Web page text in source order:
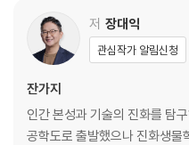
저 장대익
관심작가 알림신청
잔가지
인간 본성과 기술의 진화를 탐
공학도로 출발했으나 진화생물